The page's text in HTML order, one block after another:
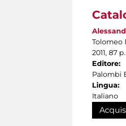
Tolomeo
2011, 87
Editore:
Palombi
Lingua:
Italiano